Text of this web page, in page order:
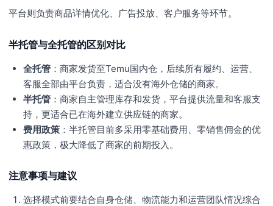
平台则负责商品详情优化、广告投放、客户服务等环节。
半托管与全托管的区别对比
全托管 ：商家发货至Temu国内仓，后续所有履约、运营、
客服全部由平台负责，适合没有海外仓储的商家。
半托管 ：商家自主管理库存和发货，平台提供流量和客服支
持，更适合已在海外建立供应链的商家。
费用政策 ：半托管目前多采用零基础费用、零销售佣金的优
惠政策，极大降低了商家的前期投入。
注意事项与建议
选择模式前要结合自身仓储、物流能力和运营团队情况综合